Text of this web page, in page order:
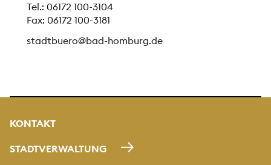
Tel.: 06172 100-3104
Fax: 06172 100-3181
stadtbuero@bad-homburg.de
KONTAKT
STADTVERWALTUNG